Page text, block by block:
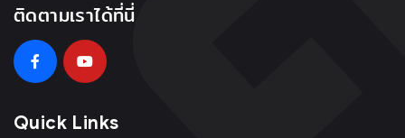
ติดตามเราได้ที่นี่
Quick Links